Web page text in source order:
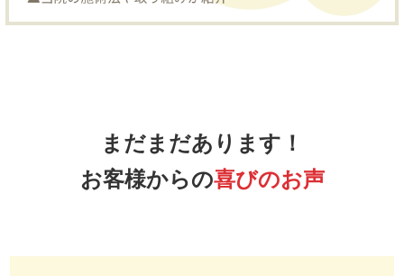
まだまだあります！
お客様からの喜びのお声